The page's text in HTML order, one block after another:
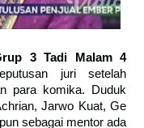
3 Tadi Malam 4
juri setelah
para komika. Duduk
Jarwo Kuat, Ge
sebagai mentor ada